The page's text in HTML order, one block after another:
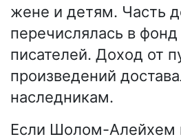
жене и детям. Часть
перечислялась в
писателей. Доход от
произведений
наследникам.
Если Шолом-Алейхем